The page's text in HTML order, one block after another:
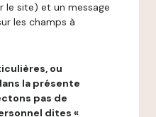
le site) et un message
les champs à
ou
la présente
pas de
dites «